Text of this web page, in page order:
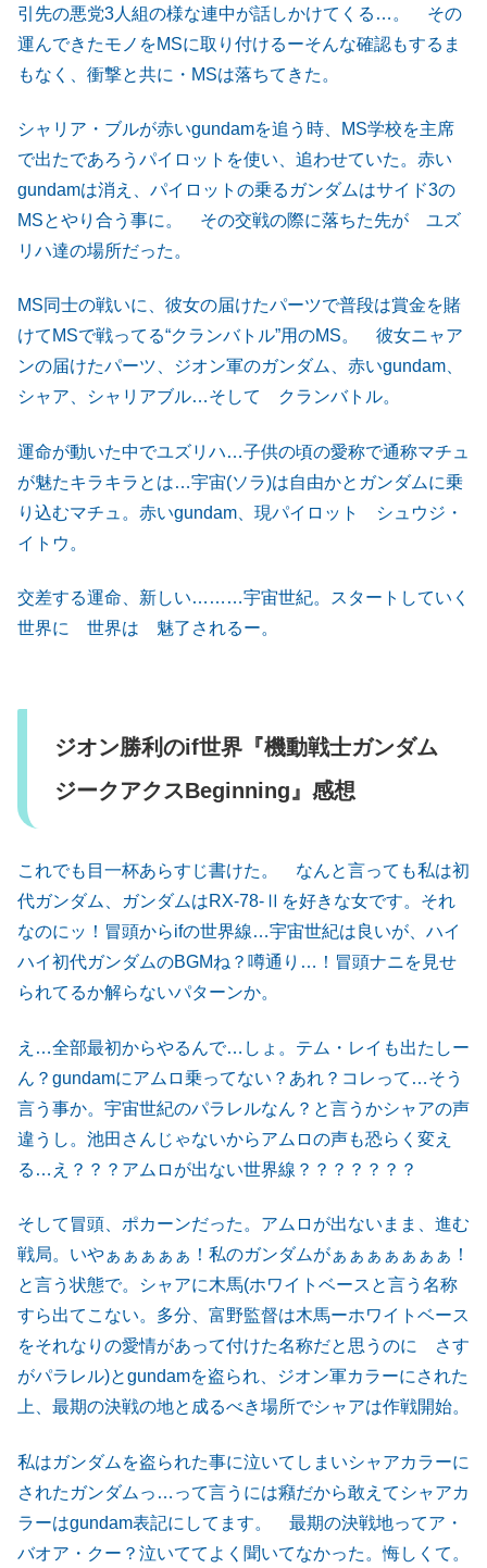
引先の悪党3人組の様な連中が話しかけてくる…。 その
運んできたモノをMSに取り付けるーそんな確認もするま
もなく、衝撃と共に・MSは落ちてきた。
シャリア・ブルが赤いgundamを追う時、MS学校を主席
で出たであろうパイロットを使い、追わせていた。赤い
gundamは消え、パイロットの乗るガンダムはサイド3の
MSとやり合う事に。 その交戦の際に落ちた先が ユズ
リハ達の場所だった。
MS同士の戦いに、彼女の届けたパーツで普段は賞金を賭
けてMSで戦ってる“クランバトル”用のMS。 彼女ニャア
ンの届けたパーツ、ジオン軍のガンダム、赤いgundam、
シャア、シャリアブル…そして クランバトル。
運命が動いた中でユズリハ…子供の頃の愛称で通称マチュ
が魅たキラキラとは…宇宙(ソラ)は自由かとガンダムに乗
り込むマチュ。赤いgundam、現パイロット シュウジ・
イトウ。
交差する運命、新しい………宇宙世紀。スタートしていく
世界に 世界は 魅了されるー。
ジオン勝利のif世界『機動戦士ガンダム
ジークアクスBeginning』感想
これでも目一杯あらすじ書けた。 なんと言っても私は初
代ガンダム、ガンダムはRX-78-Ⅱを好きな女です。それ
なのにッ！冒頭からifの世界線…宇宙世紀は良いが、ハイ
ハイ初代ガンダムのBGMね？噂通り…！冒頭ナニを見せ
られてるか解らないパターンか。
え…全部最初からやるんで…しょ。テム・レイも出たしー
ん？gundamにアムロ乗ってない？あれ？コレって…そう
言う事か。宇宙世紀のパラレルなん？と言うかシャアの声
違うし。池田さんじゃないからアムロの声も恐らく変え
る…え？？？アムロが出ない世界線？？？？？？？
そして冒頭、ポカーンだった。アムロが出ないまま、進む
戦局。いやぁぁぁぁぁ！私のガンダムがぁぁぁぁぁぁぁ！
と言う状態で。シャアに木馬(ホワイトベースと言う名称
すら出てこない。多分、富野監督は木馬ーホワイトベース
をそれなりの愛情があって付けた名称だと思うのに さす
がパラレル)とgundamを盗られ、ジオン軍カラーにされた
上、最期の決戦の地と成るべき場所でシャアは作戦開始。
私はガンダムを盗られた事に泣いてしまいシャアカラーに
されたガンダムっ…って言うには癪だから敢えてシャアカ
ラーはgundam表記にしてます。 最期の決戦地ってア・
バオア・クー？泣いててよく聞いてなかった。悔しくて。